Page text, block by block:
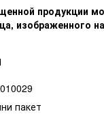
продукции
изображенного
пакет